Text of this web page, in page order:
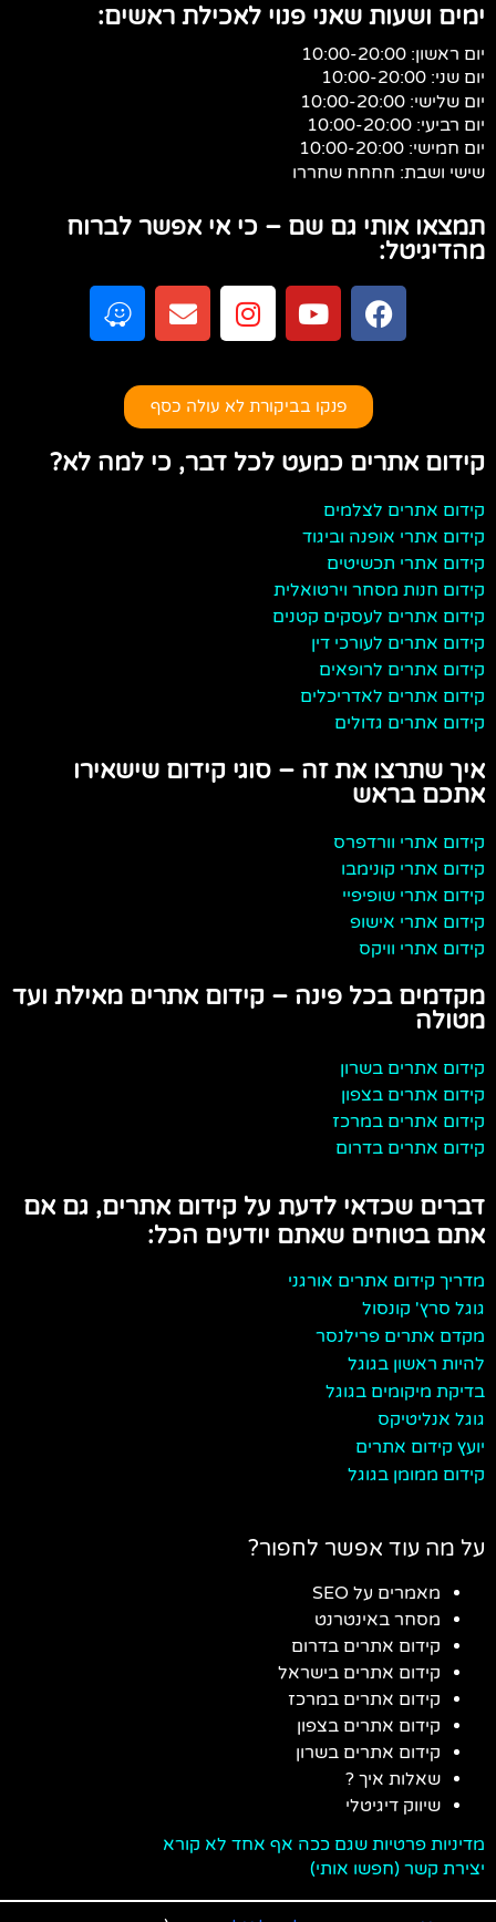
ימים ושעות שאני פנוי לאכילת ראשים:
יום ראשון: 10:00-20:00
יום שני: 10:00-20:00
יום שלישי: 10:00-20:00
יום רביעי: 10:00-20:00
יום חמישי: 10:00-20:00
שישי ושבת: חחחח שחררו
תמצאו אותי גם שם – כי אי אפשר לברוח
מהדיגיטל:
פנקו בביקורת לא עולה כסף
קידום אתרים כמעט לכל דבר, כי למה לא?
קידום אתרים לצלמים
קידום אתרי אופנה וביגוד
קידום אתרי תכשיטים
קידום חנות מסחר וירטואלית
קידום אתרים לעסקים קטנים
קידום אתרים לעורכי דין
קידום אתרים לרופאים
קידום אתרים לאדריכלים
קידום אתרים גדולים
איך שתרצו את זה – סוגי קידום שישאירו
אתכם בראש
קידום אתרי וורדפרס
קידום אתרי קונימבו
קידום אתרי שופיפיי
קידום אתרי אישופ
קידום אתרי וויקס
מקדמים בכל פינה – קידום אתרים מאילת ועד
מטולה
קידום אתרים בשרון
קידום אתרים בצפון
קידום אתרים במרכז
קידום אתרים בדרום
דברים שכדאי לדעת על קידום אתרים, גם אם
אתם בטוחים שאתם יודעים הכל:
מדריך קידום אתרים אורגני
גוגל סרץ' קונסול
מקדם אתרים פרילנסר
להיות ראשון בגוגל
בדיקת מיקומים בגוגל
גוגל אנליטיקס
יועץ קידום אתרים
קידום ממומן בגוגל
על מה עוד אפשר לחפור?
מאמרים על SEO
מסחר באינטרנט
קידום אתרים בדרום
קידום אתרים בישראל
קידום אתרים במרכז
קידום אתרים בצפון
קידום אתרים בשרון
שאלות איך ?
שיווק דיגיטלי
מדיניות פרטיות שגם ככה אף אחד לא קורא
יצירת קשר (חפשו אותי)